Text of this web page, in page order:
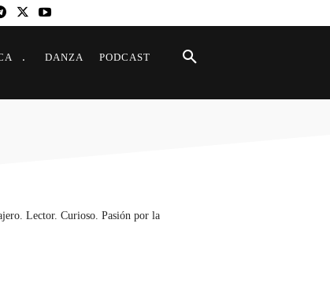
DANZA PODCAST
Lector. Curioso. Pasión por la